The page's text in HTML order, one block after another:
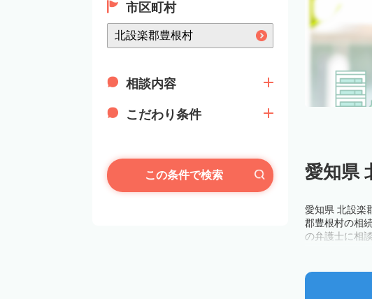
市区町村
相談内容
こだわり条件
この条件で検索 愛知県
愛知県 北設楽
郡豊根村の相
の弁護士に相